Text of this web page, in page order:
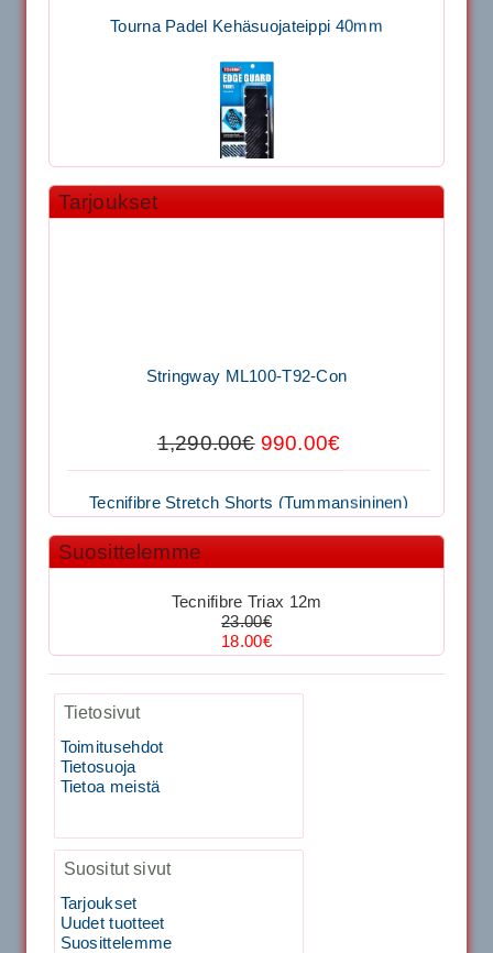
1,650.00€
Signum S-7000 Jännityskone (Jalustamalli)
1,999.00€
SIGNUM S-7000 &...
29.00€
Vaihto harjasosa hie...
Tecnifibre Classic Sukka 3pr
Tarjoukset
39.50€ 29.00€
Kirschbaum Flash Shark 200m
Tecnifibre Sukka 3pr matala varsi / Valkoinen
Tecnifibre Razor Spin 12m
Suosittelemme
Tecnifibre Triax 12m
23.00€
18.00€
Tietosivut
Toimitusehdot
Tietosuoja
Tietoa meistä
Suositut sivut
Tarjoukset
Uudet tuotteet
Suosittelemme